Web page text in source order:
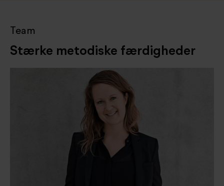
Team
Stærke metodiske færdigheder